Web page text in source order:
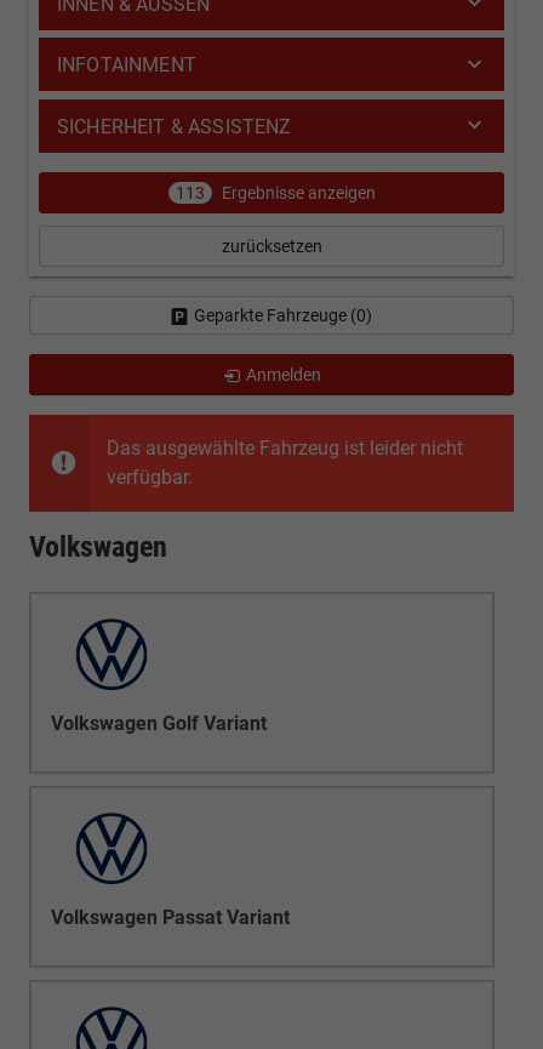
Das ausgewählte Fahrzeug ist leider nicht
verfügbar.
Volkswagen
Volkswagen Golf Variant
Volkswagen Passat Variant
INFOTAINMENT
SICHERHEIT & ASSISTENZ
113 Ergebnisse anzeigen
zurücksetzen
Geparkte Fahrzeuge (0)
Anmelden